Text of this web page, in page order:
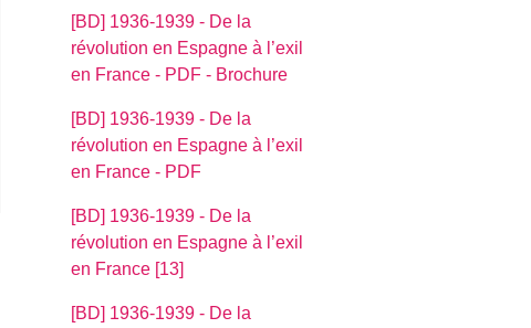
[BD] 1936-1939 - De la
révolution en Espagne à l’exil
en France - PDF - Brochure
[BD] 1936-1939 - De la
révolution en Espagne à l’exil
en France - PDF
[BD] 1936-1939 - De la
révolution en Espagne à l’exil
en France [13]
[BD] 1936-1939 - De la